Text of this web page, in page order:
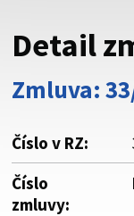
Buďte pozorní a
cez zabezpečenú
vždy začína
Detail
Zmluva:
Číslo v RZ:
Číslo
zmluvy: